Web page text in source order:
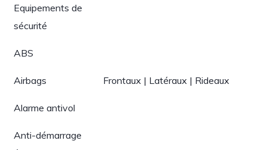
Equipements de
sécurité
ABS
Airbags Frontaux | Latéraux | Rideaux
Alarme antivol
Anti-démarrage